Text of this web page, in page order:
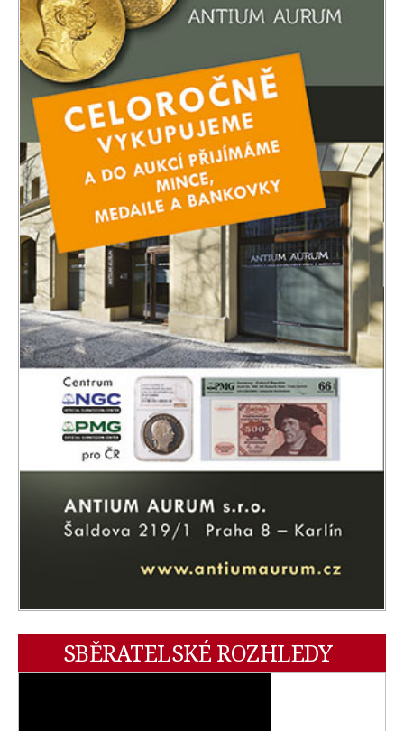
SBĚRATELSKÉ ROZHLEDY